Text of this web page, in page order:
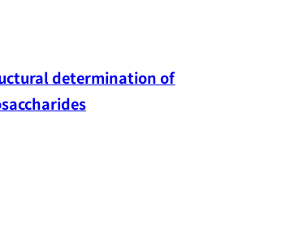
determination of